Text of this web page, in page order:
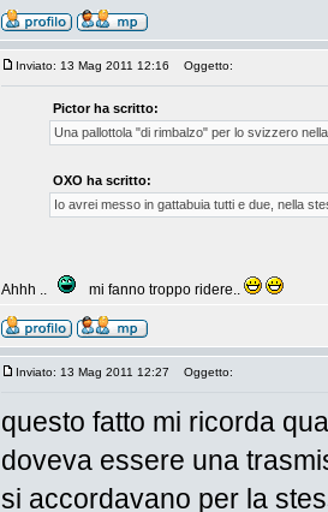
Inviato: 13 Mag 2011 12:16 Oggetto:
Pictor ha scritto:
Una pallottola "di rimbalzo" per lo svizzero
OXO ha scritto:
Io avrei messo in gattabuia tutti e due, nella
Ahhh .. mi fanno troppo ridere..
Inviato: 13 Mag 2011 12:27 Oggetto:
questo fatto mi ricorda
doveva essere una
si accordavano per la